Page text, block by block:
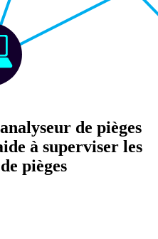
de pièges
à superviser les
pièges